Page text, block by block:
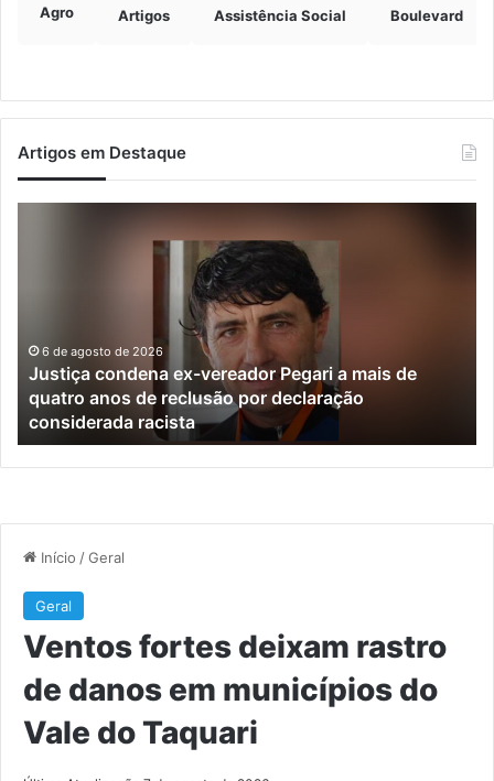
Agro Artigos Assistência Social Boulevard
Artigos em Destaque
mais
de
quatro
anos
de
reclusão
racista
6 de agosto de 2026
Justiça condena ex-vereador Pegari a mais de
quatro anos de reclusão por declaração
considerada racista
do